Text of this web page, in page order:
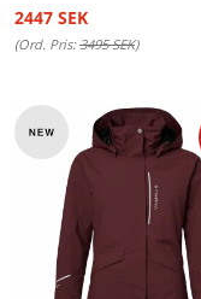
2447 SEK
(Ord. Pris:3495 SEK)